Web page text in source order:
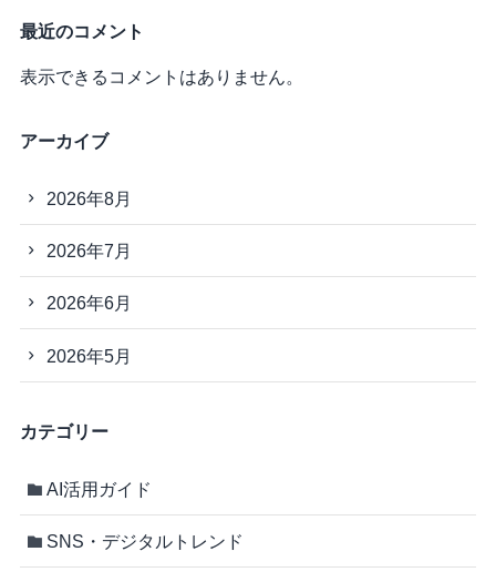
最近のコメント
表示できるコメントはありません。
アーカイブ
2026年8月
2026年7月
2026年6月
2026年5月
カテゴリー
AI活用ガイド
SNS・デジタルトレンド